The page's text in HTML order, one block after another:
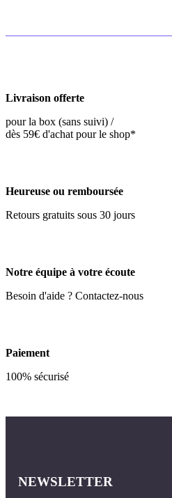
Livraison offerte
pour la box (sans suivi) /
dès 59€ d'achat pour le shop*
Heureuse ou remboursée
Retours gratuits sous 30 jours
Notre équipe à votre écoute
Besoin d'aide ? Contactez-nous
Paiement
100% sécurisé
NEWSLETTER